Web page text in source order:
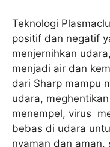
Teknologi
positif dan negatif
menjernihkan
menjadi air dan
dari Sharp mampu
udara,
menempel, virus
bebas di udara
nyaman dan